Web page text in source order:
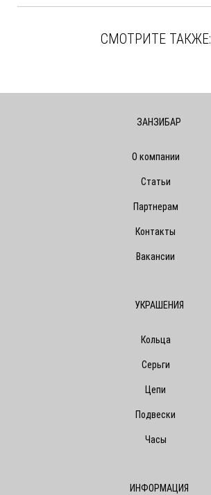
СМОТРИТЕ ТАКЖЕ:
ЗАНЗИБАР
О компании
Статьи
Партнерам
Контакты
Вакансии
УКРАШЕНИЯ
Кольца
Серьги
Цепи
Подвески
Часы
ИНФОРМАЦИЯ